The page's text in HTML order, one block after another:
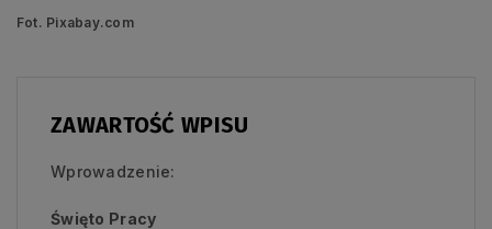
Fot. Pixabay.com
ZAWARTOŚĆ WPISU
Wprowadzenie:
Święto Pracy